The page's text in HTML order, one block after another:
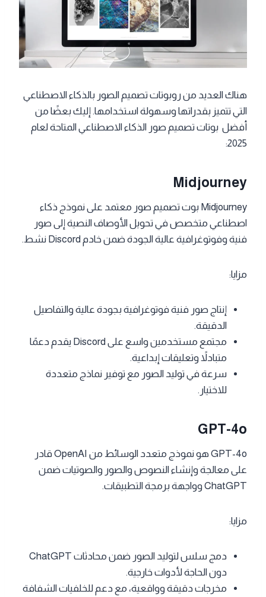
هناك العديد من روبوتات تصميم الصور بالذكاء الاصطناعي
التي تتميز بقدراتها وسهولة استخدامها. إليك بعضًا من
أفضل بوتات تصميم صور الذكاء الاصطناعي المتاحة لعام
2025:
Midjourney
Midjourney بوت تصميم صور معتمد على نموذج ذكاء
اصطناعي متخصص في تحويل الأوصاف النصية إلى صور
فنية وفوتوغرافية عالية الجودة ضمن خادم Discord نشط.
مزايا:
إنتاج صور فنية فوتوغرافية بجودة عالية والتفاصيل
الدقيقة.
مجتمع مستخدمين واسع على Discord يقدم دعمًا
متبادلاً وتعليقات إبداعية.
سرعة في توليد الصور مع توفير نماذج متعددة
للاختيار.
GPT-4o
GPT-4o هو نموذج متعدد الوسائط من OpenAI قادر
على معالجة وإنشاء النصوص والصور والصوتيات ضمن
ChatGPT وواجهة برمجة التطبيقات.
مزايا:
دمج سلس لتوليد الصور ضمن محادثات ChatGPT
دون الحاجة لأدوات خارجية.
مخرجات دقيقة وواقعية، مع دعم للخلفيات الشفافة